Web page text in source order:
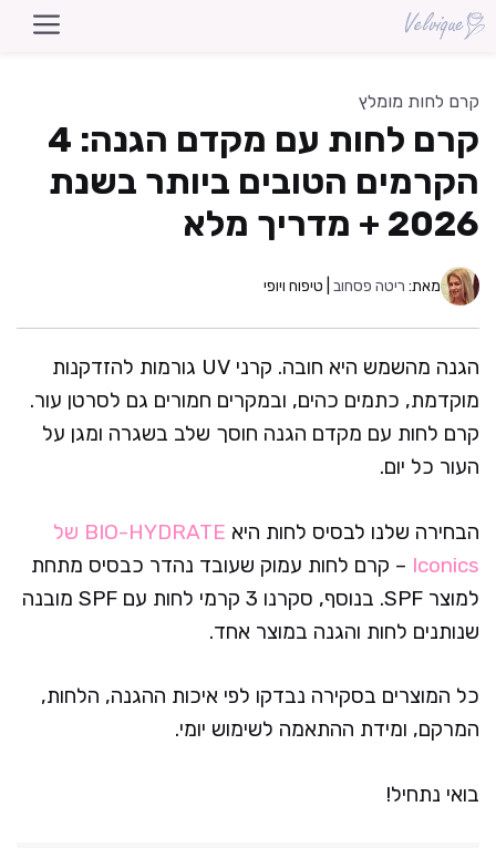
לדלג
לתוכן
קרם לחות מומלץ
קרם לחות עם מקדם הגנה: 4
הקרמים הטובים ביותר בשנת
2026 + מדריך מלא
מאת: ריטה פסחוב | טיפוח ויופי
הגנה מהשמש היא חובה. קרני UV גורמות להזדקנות
מוקדמת, כתמים כהים, ובמקרים חמורים גם לסרטן עור.
קרם לחות עם מקדם הגנה חוסך שלב בשגרה ומגן על
העור כל יום.
הבחירה שלנו לבסיס לחות היא
BIO-HYDRATE של
Iconics – קרם לחות עמוק שעובד נהדר כבסיס מתחת
למוצר SPF. בנוסף, סקרנו 3 קרמי לחות עם SPF מובנה
שנותנים לחות והגנה במוצר אחד.
כל המוצרים בסקירה נבדקו לפי איכות ההגנה, הלחות,
המרקם, ומידת ההתאמה לשימוש יומי.
בואי נתחיל!